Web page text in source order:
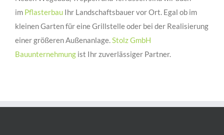
im Pflasterbau Ihr Landschaftsbauer vor Ort. Egal ob im
kleinen Garten für eine Grillstelle oder bei der Realisierung
einer größeren Außenanlage.Stolz GmbH
Bauunternehmung ist Ihr zuverlässiger Partner.